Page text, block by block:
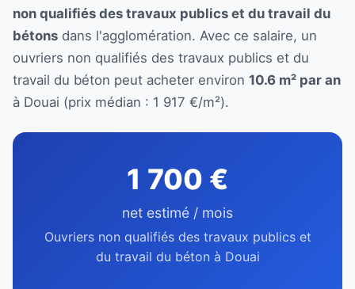
non qualifiés des travaux publics et du travail du
bétons dans l'agglomération. Avec ce salaire, un
ouvriers non qualifiés des travaux publics et du
travail du béton peut acheter environ 10.6 m² par an
à Douai (prix médian : 1 917 €/m²).
1 700 €
net estimé / mois
Ouvriers non qualifiés des travaux publics et
du travail du béton à Douai